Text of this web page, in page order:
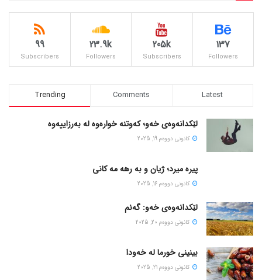
137
Followers
205k
Subscribers
23.9k
Followers
99
Subscribers
Trending Comments Latest
لێکدانەوەی خەو؛ کەوتنە خوارەوە لە بەرزاییەوە
كانونی دووه‌م 19, 2025
پیره میرد؛ ژیان و به رهه مه کانی
كانونی دووه‌م 16, 2025
لێکدانەوەی خەو: گەنم
كانونی دووه‌م 20, 2025
بینینی خورما لە خەودا
كانونی دووه‌م 21, 2025